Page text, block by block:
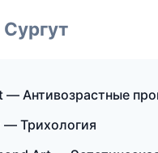
— Антивозрастные
— Трихология